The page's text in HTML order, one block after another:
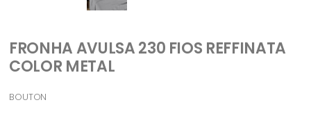
FRONHA AVULSA 230 FIOS REFFINATA
COLOR METAL
BOUTON